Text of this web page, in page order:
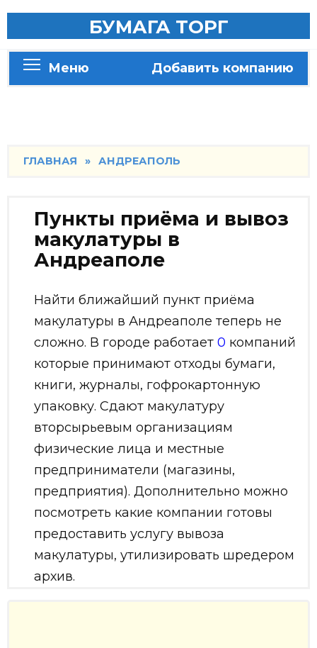
БУМАГА ТОРГ
Меню Добавить компанию
ГЛАВНАЯ » АНДРЕАПОЛЬ
Пункты приёма и вывоз
макулатуры в
Андреаполе
Найти ближайший пункт приёма
макулатуры в Андреаполе теперь не
сложно. В городе работает 0 компаний
которые принимают отходы бумаги,
книги, журналы, гофрокартонную
упаковку. Сдают макулатуру
вторсырьевым организациям
физические лица и местные
предприниматели (магазины,
предприятия). Дополнительно можно
посмотреть какие компании готовы
предоставить услугу вывоза
макулатуры, утилизировать шредером
архив.